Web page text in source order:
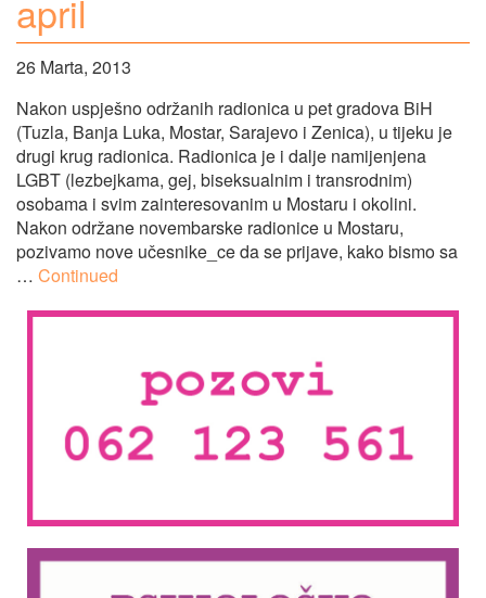
april
26 Marta, 2013
Nakon uspješno održanih radionica u pet gradova BiH
(Tuzla, Banja Luka, Mostar, Sarajevo i Zenica), u tijeku je
drugi krug radionica. Radionica je i dalje namijenjena
LGBT (lezbejkama, gej, biseksualnim i transrodnim)
osobama i svim zainteresovanim u Mostaru i okolini.
Nakon održane novembarske radionice u Mostaru,
pozivamo nove učesnike_ce da se prijave, kako bismo sa
… Continued